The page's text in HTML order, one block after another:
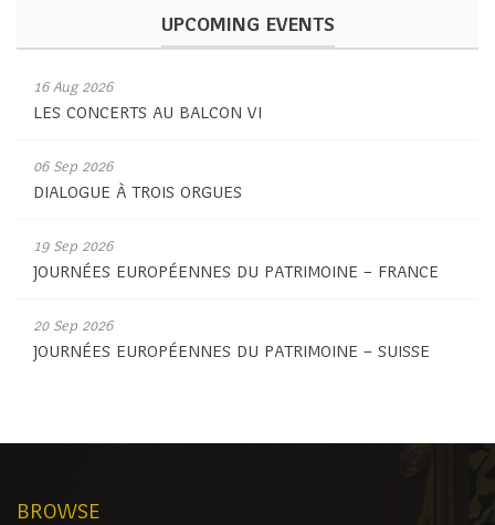
UPCOMING EVENTS
16 Aug 2026
LES CONCERTS AU BALCON VI
06 Sep 2026
DIALOGUE À TROIS ORGUES
19 Sep 2026
JOURNÉES EUROPÉENNES DU PATRIMOINE – FRANCE
20 Sep 2026
JOURNÉES EUROPÉENNES DU PATRIMOINE – SUISSE
BROWSE